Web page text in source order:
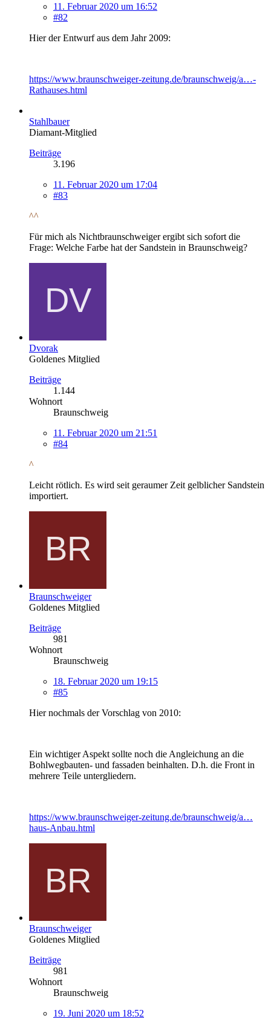
11. Februar 2020 um 16:52
#82
Hier der Entwurf aus dem Jahr 2009:
https://www.braunschweiger-zeitung.de/braunschweig/a…-
Rathauses.html
Stahlbauer
Diamant-Mitglied
Beiträge
3.196
11. Februar 2020 um 17:04
#83
^^
Für mich als Nichtbraunschweiger ergibt sich sofort die
Frage: Welche Farbe hat der Sandstein in Braunschweig?
Dvorak
Goldenes Mitglied
Beiträge
1.144
Wohnort
Braunschweig
11. Februar 2020 um 21:51
#84
^
Leicht rötlich. Es wird seit geraumer Zeit gelblicher Sandstein
importiert.
Braunschweiger
Goldenes Mitglied
Beiträge
981
Wohnort
Braunschweig
18. Februar 2020 um 19:15
#85
Hier nochmals der Vorschlag von 2010:
Ein wichtiger Aspekt sollte noch die Angleichung an die
Bohlwegbauten- und fassaden beinhalten. D.h. die Front in
mehrere Teile untergliedern.
https://www.braunschweiger-zeitung.de/braunschweig/a…
haus-Anbau.html
Braunschweiger
Goldenes Mitglied
Beiträge
981
Wohnort
Braunschweig
19. Juni 2020 um 18:52